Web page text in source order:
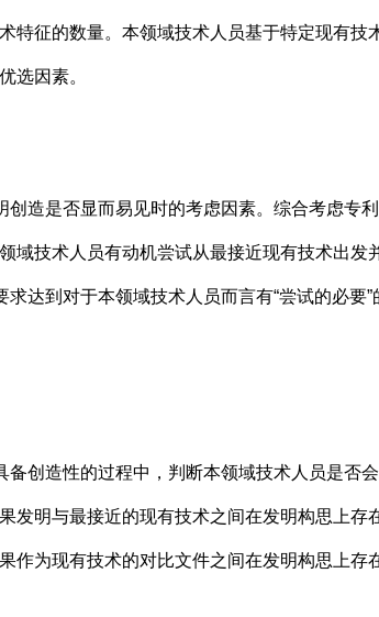
特征的数量。本领域技术人员基于特定现有技
选因素。
造是否显而易见时的考虑因素。综合考虑专
域技术人员有动机尝试从最接近现有技术出
达到对于本领域技术人员而言有“尝试的必要
创造性的过程中，判断本领域技术人员是否
发明与最接近的现有技术之间在发明构思上
作为现有技术的对比文件之间在发明构思上